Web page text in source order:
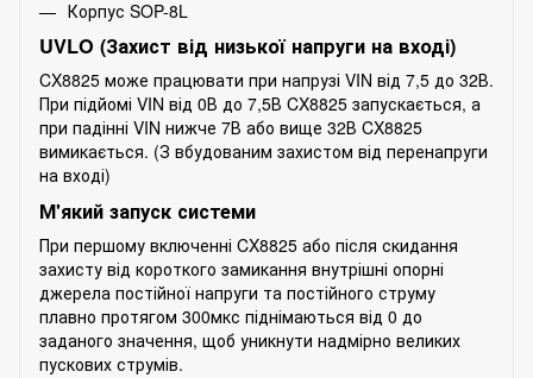
Корпус SOP-8L
UVLO (Захист від низької напруги на вході)
CX8825 може працювати при напрузі VIN від 7,5 до 32В.
При підйомі VIN від 0В до 7,5В CX8825 запускається, а
при падінні VIN нижче 7В або вище 32В CX8825
вимикається. (З вбудованим захистом від перенапруги
на вході)
М'який запуск системи
При першому включенні CX8825 або після скидання
захисту від короткого замикання внутрішні опорні
джерела постійної напруги та постійного струму
плавно протягом 300мкс піднімаються від 0 до
заданого значення, щоб уникнути надмірно великих
пускових струмів.